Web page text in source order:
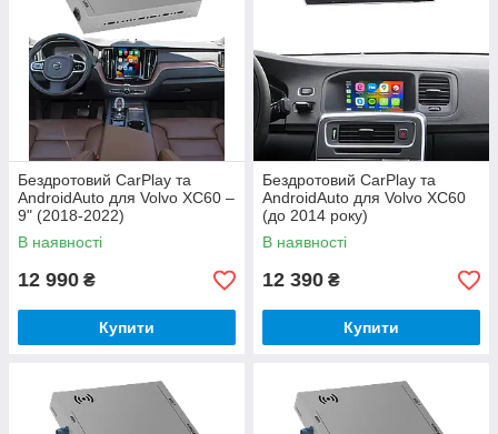
Бездротовий CarPlay та
AndroidAuto для Volvo XC60 –
9" (2018-2022)
В наявності
12 990 ₴
Купити
Бездротовий CarPlay та
AndroidAuto для Volvo XC60
(до 2014 року)
В наявності
12 390 ₴
Купити